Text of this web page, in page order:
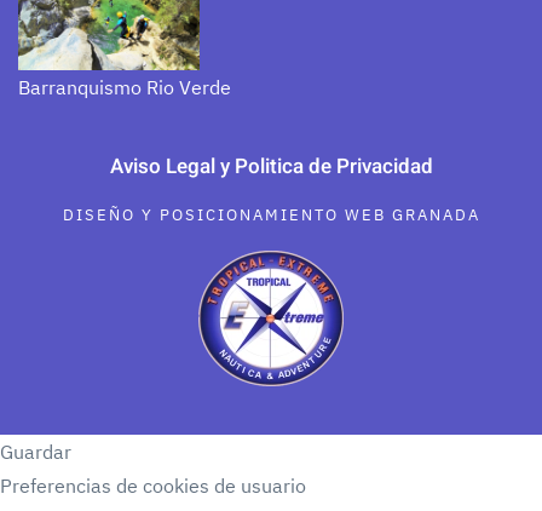
Barranquismo Rio Verde
Aviso Legal y Politica de Privacidad
DISEÑO Y POSICIONAMIENTO WEB GRANADA
Guardar
Preferencias de cookies de usuario